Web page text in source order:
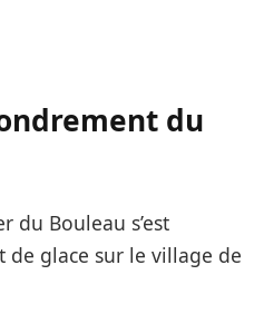
du
du Bouleau s’est
de glace sur le village de